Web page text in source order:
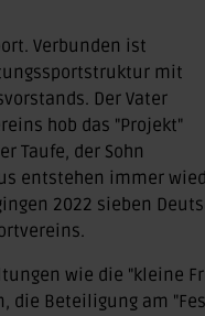
Verbunden ist
mit
Der Vater
hob das "Projekt"
Taufe, der Sohn
entstehen immer
2022 sieben
wie die "kleine
die Beteiligung am